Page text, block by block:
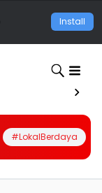
Install
#LokalBerdaya